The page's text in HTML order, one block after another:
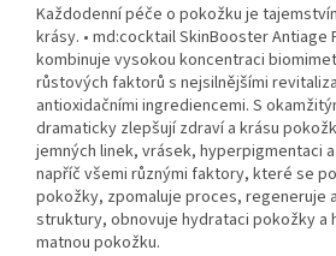
Každodenní péče o pokožku je
krásy. • md:cocktail SkinBooster Antiage
kombinuje vysokou koncentraci
růstových faktorů s nejsilnějšími
antioxidačními ingrediencemi. S
dramaticky zlepšují zdraví a krásu
jemných linek, vrásek, hyperpigmentaci
napříč všemi různými faktory, které se
pokožky, zpomaluje proces, regeneruje
struktury, obnovuje hydrataci pokožky a
matnou pokožku.